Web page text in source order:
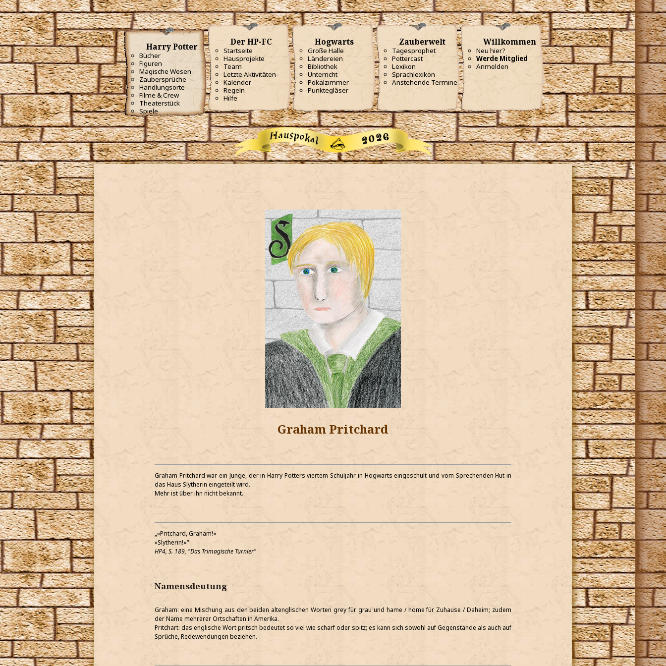
Harry Potter
Bücher
Figuren
Magische Wesen
Zaubersprüche
Handlungsorte
Filme & Crew
Theaterstück
Spiele
Der HP-FC
Startseite
Hausprojekte
Team
Letzte Aktivitäten
Kalender
Regeln
Hilfe
Hogwarts
Große Halle
Ländereien
Bibliothek
Unterricht
Pokalzimmer
Punktegläser
Zauberwelt
Tagesprophet
Pottercast
Lexikon
Sprachlexikon
Anstehende Termine
Willkommen
Neu hier?
Werde Mitglied
Anmelden
Graham Pritchard
Graham Pritchard war ein Junge, der in Harry Potters viertem Schuljahr in Hogwarts eingeschult und vom Sprechenden Hut in
das Haus Slytherin eingeteilt wird.
Mehr ist über ihn nicht bekannt.
»Pritchard, Graham!«
»Slytherin!«
HP4, S. 189, "Das Trimagische Turnier"
Namensdeutung
Graham: eine Mischung aus den beiden altenglischen Worten grey für grau und hame / home für Zuhause / Daheim; zudem
der Name mehrerer Ortschaften in Amerika.
Pritchart: das englische Wort pritsch bedeutet so viel wie scharf oder spitz; es kann sich sowohl auf Gegenstände als auch auf
Sprüche, Redewendungen beziehen.